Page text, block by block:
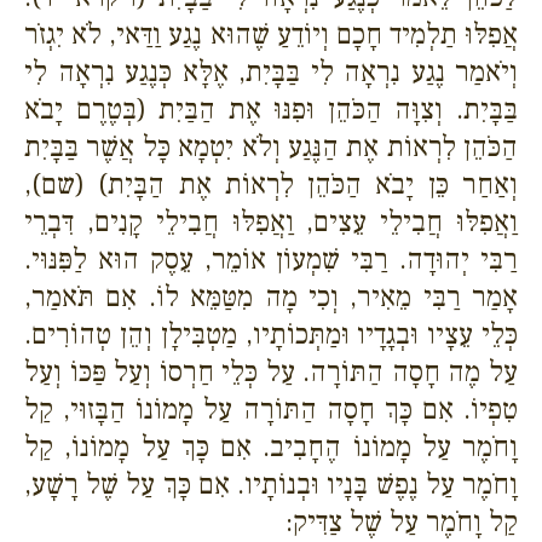
אֲפִלּוּ תַלְמִיד חָכָם וְיוֹדֵעַ שֶׁהוּא נֶגַע וַדַּאי, לֹא יִגְזֹר
וְיֹאמַר נֶגַע נִרְאָה לִי בַּבָּיִת, אֶלָּא כְּנֶגַע נִרְאָה לִי
בַּבָּיִת. וְצִוָּה הַכֹּהֵן וּפִנּוּ אֶת הַבַּיִת (בְּטֶרֶם יָבֹא
הַכֹּהֵן לִרְאוֹת אֶת הַנֶּגַע וְלֹא יִטְמָא כָּל אֲשֶׁר בַּבָּיִת
וְאַחַר כֵּן יָבֹא הַכֹּהֵן לִרְאוֹת אֶת הַבָּיִת) (שם),
וַאֲפִלּוּ חֲבִילֵי עֵצִים, וַאֲפִלּוּ חֲבִילֵי קָנִים, דִּבְרֵי
רַבִּי יְהוּדָה. רַבִּי שִׁמְעוֹן אוֹמֵר, עֵסֶק הוּא לַפִּנּוּי.
אָמַר רַבִּי מֵאִיר, וְכִי מָה מִטַּמֵּא לוֹ. אִם תֹּאמַר,
כְּלֵי עֵצָיו וּבְגָדָיו וּמַתְּכוֹתָיו, מַטְבִּילָן וְהֵן טְהוֹרִים.
עַל מֶה חָסָה הַתּוֹרָה. עַל כְּלֵי חַרְסוֹ וְעַל פַּכּוֹ וְעַל
טִפְיוֹ. אִם כָּךְ חָסָה הַתּוֹרָה עַל מָמוֹנוֹ הַבָּזוּי, קַל
וָחֹמֶר עַל מָמוֹנוֹ הֶחָבִיב. אִם כָּךְ עַל מָמוֹנוֹ, קַל
וָחֹמֶר עַל נֶפֶשׁ בָּנָיו וּבְנוֹתָיו. אִם כָּךְ עַל שֶׁל רָשָׁע,
קַל וָחֹמֶר עַל שֶׁל צַדִּיק: